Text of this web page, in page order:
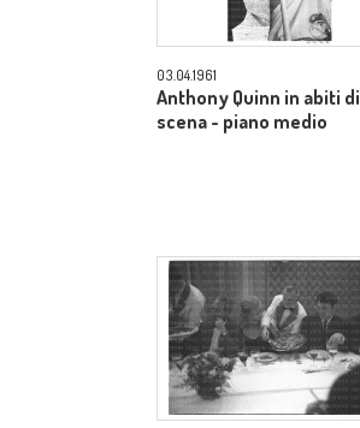
03.04.1961
Anthony Quinn in abiti di
scena - piano medio